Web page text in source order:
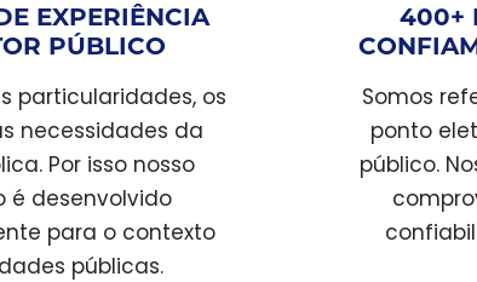
EXPERIÊNCIA
PÚBLICO
particularidades, os
necessidades da
Por isso nosso
é desenvolvido
para o contexto
públicas.
400+
Somos
ponto
público.